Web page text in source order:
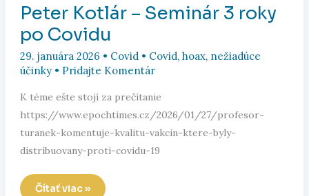
Peter Kotlár – Seminár 3 roky
po Covidu
29. januára 2026 • Covid• Covid, hoax, nežiadúce
účinky• Pridajte Komentár
K téme ešte stojí za prečítanie
https://www.epochtimes.cz/2026/01/27/profesor-
turanek-komentuje-kvalitu-vakcin-ktere-byly-
distribuovany-proti-covidu-19
Peter
Čítať viac »